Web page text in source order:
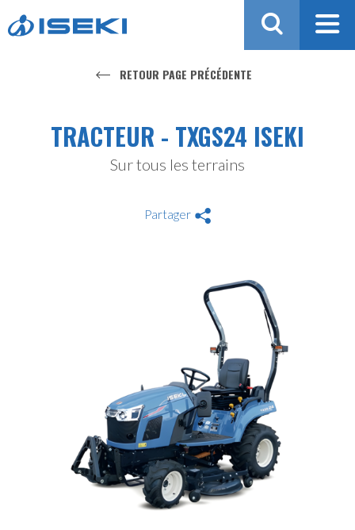
RETOUR PAGE PRÉCÉDENTE
TRACTEUR - TXGS24 ISEKI
Sur tous les terrains
Partager